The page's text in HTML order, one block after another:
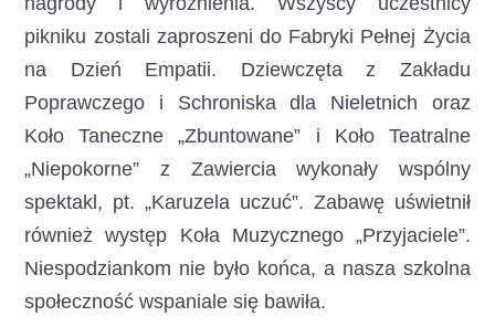
pikniku zostali zaproszeni do Fabryki Pełnej Życia
na Dzień Empatii. Dziewczęta z Zakładu
Poprawczego i Schroniska dla Nieletnich oraz
Koło Taneczne „Zbuntowane” i Koło Teatralne
„Niepokorne” z Zawiercia wykonały wspólny
spektakl, pt. „Karuzela uczuć”. Zabawę uświetnił
również występ Koła Muzycznego „Przyjaciele”.
Niespodziankom nie było końca, a nasza szkolna
społeczność wspaniale się bawiła.